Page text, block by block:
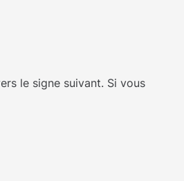
le signe suivant. Si vous